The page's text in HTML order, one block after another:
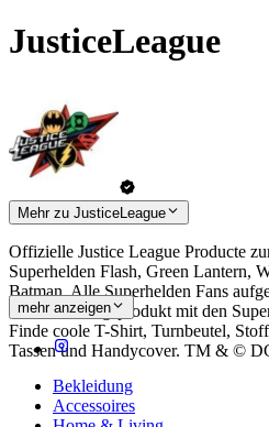
JusticeLeague
Mehr zu JusticeLeague
Offizielle Justice League Producte
Superhelden Flash, Green Lantern,
Batman. Alle Superhelden Fans
neues Lieblingsprodukt mit den
Finde coole T-Shirt, Turnbeutel,
Tassen und Handycover. TM & ©
mehr anzeigen
Bekleidung
Accessoires